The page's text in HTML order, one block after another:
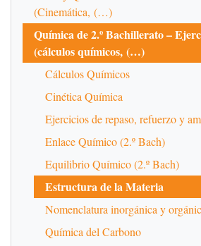
(Cinemática, (…)
Química de 2.º Bachillerato –
(cálculos químicos, (…)
Cálculos Químicos
Cinética Química
Ejercicios de repaso, refuerzo y
Enlace Químico (2.º Bach)
Equilibrio Químico (2.º Bach)
Estructura de la Materia
Nomenclatura inorgánica y
Química del Carbono